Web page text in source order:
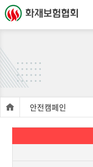
안전캠페인